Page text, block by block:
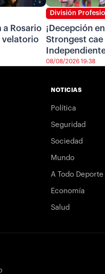
a Rosario
velatorio
División
¡Decepción
Strongest cae
08/08/2026 19:38
NOTICIAS
Política
Seguridad
Sociedad
Mundo
A Todo Deporte
Economía
Salud